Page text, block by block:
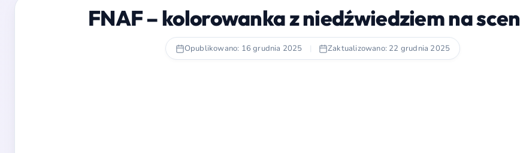
FNAF – kolorowanka z niedźwiedziem na
Opublikowano: 16 grudnia 2025 | Zaktualizowano: 22 grudnia 2025